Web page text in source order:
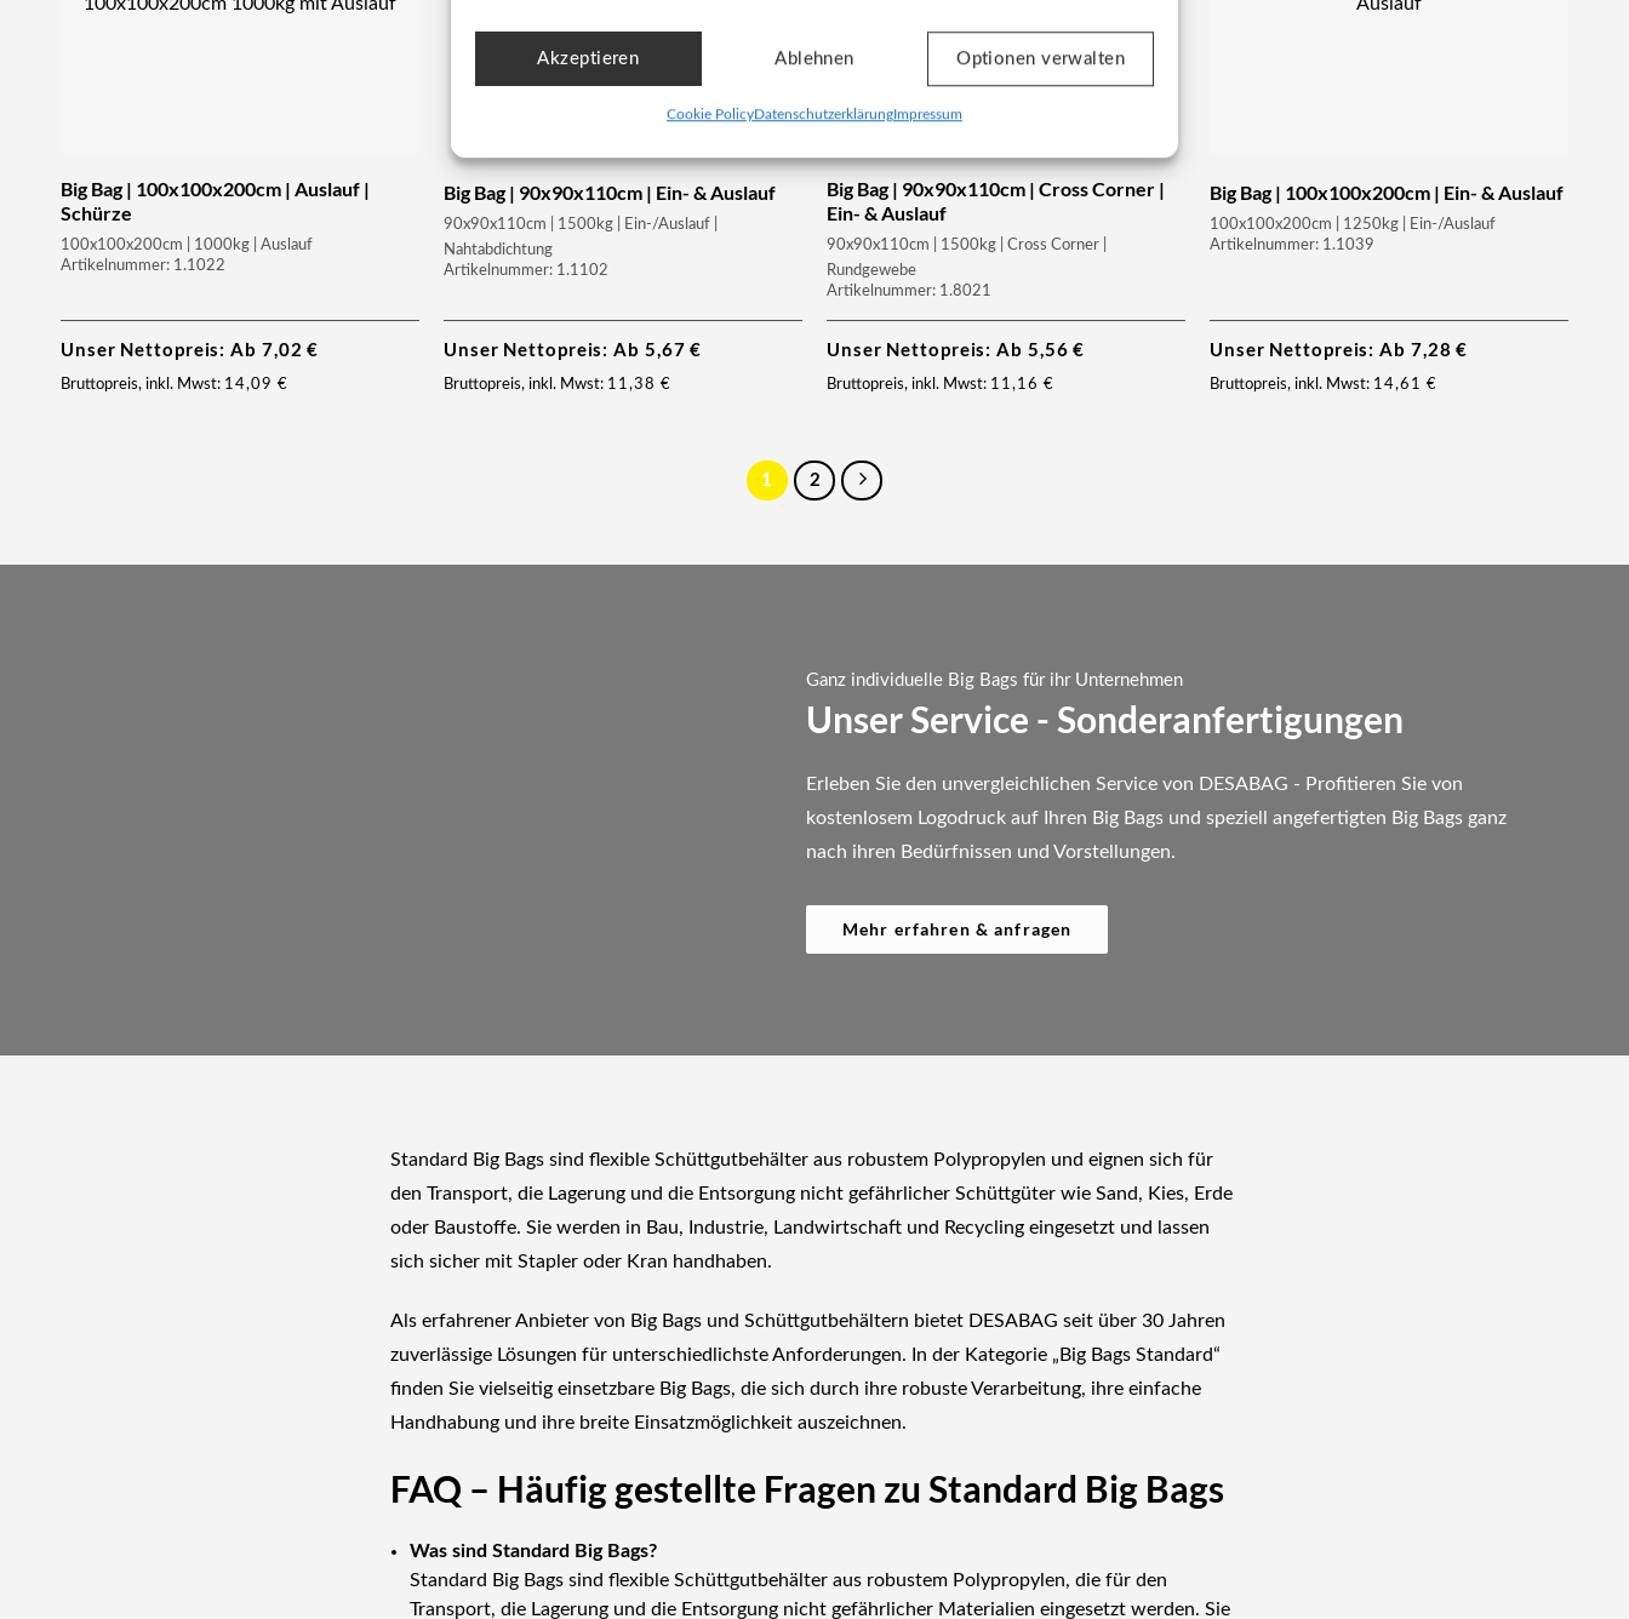
Akzeptieren Ablehnen Optionen verwalten
Cookie PolicyDatenschutzerklärungImpressum
Big Bag | 100x100x200cm | Auslauf |
Schürze
100x100x200cm | 1000kg | Auslauf
Artikelnummer: 1.1022
Unser Nettopreis: Ab 7,02€
Bruttopreis, inkl. Mwst: 14,09 €
Big Bag | 90x90x110cm | Ein- & Auslauf
90x90x110cm | 1500kg | Ein-/Auslauf |
Nahtabdichtung
Artikelnummer: 1.1102
Unser Nettopreis: Ab 5,67€
Bruttopreis, inkl. Mwst: 11,38 €
Big Bag | 90x90x110cm | Cross Corner |
Ein- & Auslauf
90x90x110cm | 1500kg | Cross Corner |
Rundgewebe
Artikelnummer: 1.8021
Unser Nettopreis: Ab 5,56€
Bruttopreis, inkl. Mwst: 11,16 €
Big Bag | 100x100x200cm | Ein- & Auslauf
100x100x200cm | 1250kg | Ein-/Auslauf
Artikelnummer: 1.1039
Unser Nettopreis: Ab 7,28€
Bruttopreis, inkl. Mwst: 14,61 €
1 2
Ganz individuelle Big Bags für ihr Unternehmen
Unser Service - Sonderanfertigungen
Erleben Sie den unvergleichlichen Service von DESABAG - Profitieren Sie von
kostenlosem Logodruck auf Ihren Big Bags und speziell angefertigten Big Bags ganz
nach ihren Bedürfnissen und Vorstellungen.
Mehr erfahren & anfragen
Standard Big Bags sind flexible Schüttgutbehälter aus robustem Polypropylen und eignen sich für
den Transport, die Lagerung und die Entsorgung nicht gefährlicher Schüttgüter wie Sand, Kies, Erde
oder Baustoffe. Sie werden in Bau, Industrie, Landwirtschaft und Recycling eingesetzt und lassen
sich sicher mit Stapler oder Kran handhaben.
Als erfahrener Anbieter von Big Bags und Schüttgutbehältern bietet DESABAG seit über 30 Jahren
zuverlässige Lösungen für unterschiedlichste Anforderungen. In der Kategorie „Big Bags Standard“
finden Sie vielseitig einsetzbare Big Bags, die sich durch ihre robuste Verarbeitung, ihre einfache
Handhabung und ihre breite Einsatzmöglichkeit auszeichnen.
FAQ – Häufig gestellte Fragen zu Standard Big Bags
Was sind Standard Big Bags?
Standard Big Bags sind flexible Schüttgutbehälter aus robustem Polypropylen, die für den
Transport, die Lagerung und die Entsorgung nicht gefährlicher Materialien eingesetzt werden. Sie